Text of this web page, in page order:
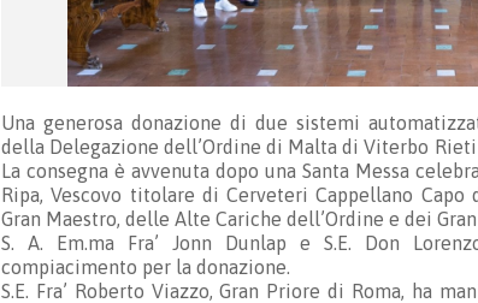
Una generosa donazione di due sistemi
della Delegazione dell’Ordine di Malta di Viterbo Rieti
La consegna è avvenuta dopo una Santa Messa
Ripa, Vescovo titolare di Cerveteri Cappellano
Gran Maestro, delle Alte Cariche dell’Ordine e dei
S. A. Em.ma Fra’ Jonn Dunlap e S.E. Don
compiacimento per la donazione.
S.E. Fra’ Roberto Viazzo, Gran Priore di Roma, ha